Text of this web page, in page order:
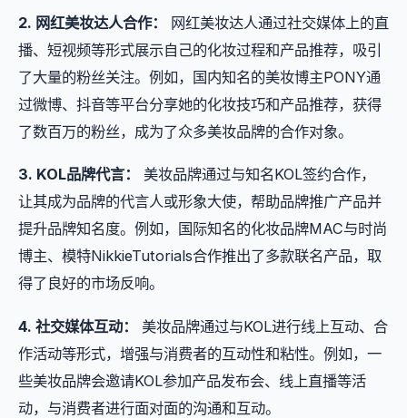
2. 网红美妆达人合作：
网红美妆达人通过社交媒体上的直
播、短视频等形式展示自己的化妆过程和产品推荐，吸引
了大量的粉丝关注。例如，国内知名的美妆博主PONY通
过微博、抖音等平台分享她的化妆技巧和产品推荐，获得
了数百万的粉丝，成为了众多美妆品牌的合作对象。
3. KOL品牌代言：
美妆品牌通过与知名KOL签约合作，
让其成为品牌的代言人或形象大使，帮助品牌推广产品并
提升品牌知名度。例如，国际知名的化妆品牌MAC与时尚
博主、模特NikkieTutorials合作推出了多款联名产品，取
得了良好的市场反响。
4. 社交媒体互动：
美妆品牌通过与KOL进行线上互动、合
作活动等形式，增强与消费者的互动性和粘性。例如，一
些美妆品牌会邀请KOL参加产品发布会、线上直播等活
动，与消费者进行面对面的沟通和互动。